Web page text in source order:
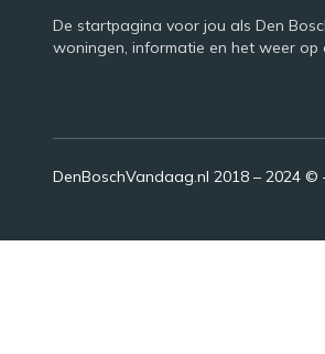
De startpagina voor jou als Den
woningen, informatie en het weer op
DenBoschVandaag.nl 2018 – 2024